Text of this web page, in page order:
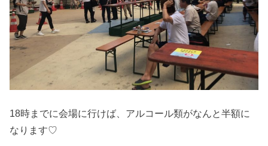
18時までに会場に行けば、アルコール類がなんと半額に
なります♡